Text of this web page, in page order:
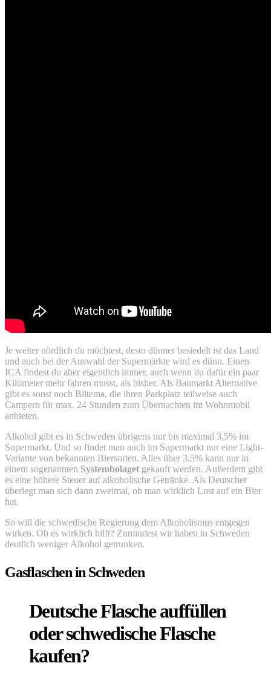
Je weiter nördlich du möchtest, desto dünner besiedelt ist das Land
und auch bei der Auswahl der Supermärkte wird es dünn. Einen
ICA findest du aber eigentlich immer, auch wenn du dafür ein paar
Kilometer mehr fahren musst, als bisher. Als Baumarkt Alternative
gibt es sonst noch Biltema, die ihren Parkplatz teilweise auch
Campern für max. 24 Stunden zum Übernachten im Wohnmobil
anbieten.
Alkohol gibt es in Schweden übrigens nur bis maximal 3,5% im
Supermarkt. Und so findet man auch im Supermarkt nur eine Light-
Variante von bekannten Biersorten. Alles über 3,5% kann nur in
einem sogenannten Systembolaget gekauft werden. Außerdem gibt
es eine höhere Steuer auf alkoholische Getränke. Als Deutscher
überlegt man sich dann zweimal, ob man wirklich Lust auf ein Bier
hat.
So will die schwedische Regierung dem Alkoholismus entgegen
wirken. Ob es wirklich hilft? Zumindest wir haben in Schweden
deutlich weniger Alkohol getrunken.
Gasflaschen in Schweden
Deutsche Flasche auffüllen
oder schwedische Flasche
kaufen?